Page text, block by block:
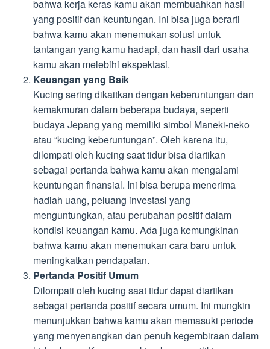
bahwa kerja keras kamu akan membuahkan hasil
yang positif dan keuntungan. Ini bisa juga berarti
bahwa kamu akan menemukan solusi untuk
tantangan yang kamu hadapi, dan hasil dari usaha
kamu akan melebihi ekspektasi.
Keuangan yang Baik
Kucing sering dikaitkan dengan keberuntungan dan
kemakmuran dalam beberapa budaya, seperti
budaya Jepang yang memiliki simbol Maneki-neko
atau “kucing keberuntungan”. Oleh karena itu,
dilompati oleh kucing saat tidur bisa diartikan
sebagai pertanda bahwa kamu akan mengalami
keuntungan finansial. Ini bisa berupa menerima
hadiah uang, peluang investasi yang
menguntungkan, atau perubahan positif dalam
kondisi keuangan kamu. Ada juga kemungkinan
bahwa kamu akan menemukan cara baru untuk
meningkatkan pendapatan.
Pertanda Positif Umum
Dilompati oleh kucing saat tidur dapat diartikan
sebagai pertanda positif secara umum. Ini mungkin
menunjukkan bahwa kamu akan memasuki periode
yang menyenangkan dan penuh kegembiraan dalam